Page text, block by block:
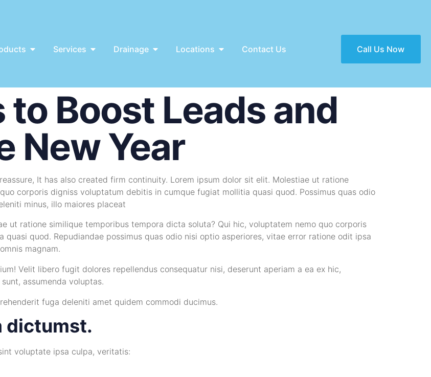
Services Drainage Locations Contact Us Call Us Now
to Boost Leads and
New Year
It has also created firm continuity. Lorem ipsum dolor sit elit. Molestiae ut ratione
corporis digniss voluptatum debitis in cumque fugiat mollitia quasi quod. Possimus quas odio
minus, illo maiores placeat
ut ratione similique temporibus tempora dicta soluta? Qui hic, voluptatem nemo quo corporis
quod. Repudiandae possimus quas odio nisi optio asperiores, vitae error ratione odit ipsa
magnam.
Velit libero fugit dolores repellendus consequatur nisi, deserunt aperiam a ea ex hic,
assumenda voluptas.
fuga deleniti amet quidem commodi ducimus.
dictumst.
voluptate ipsa culpa, veritatis: